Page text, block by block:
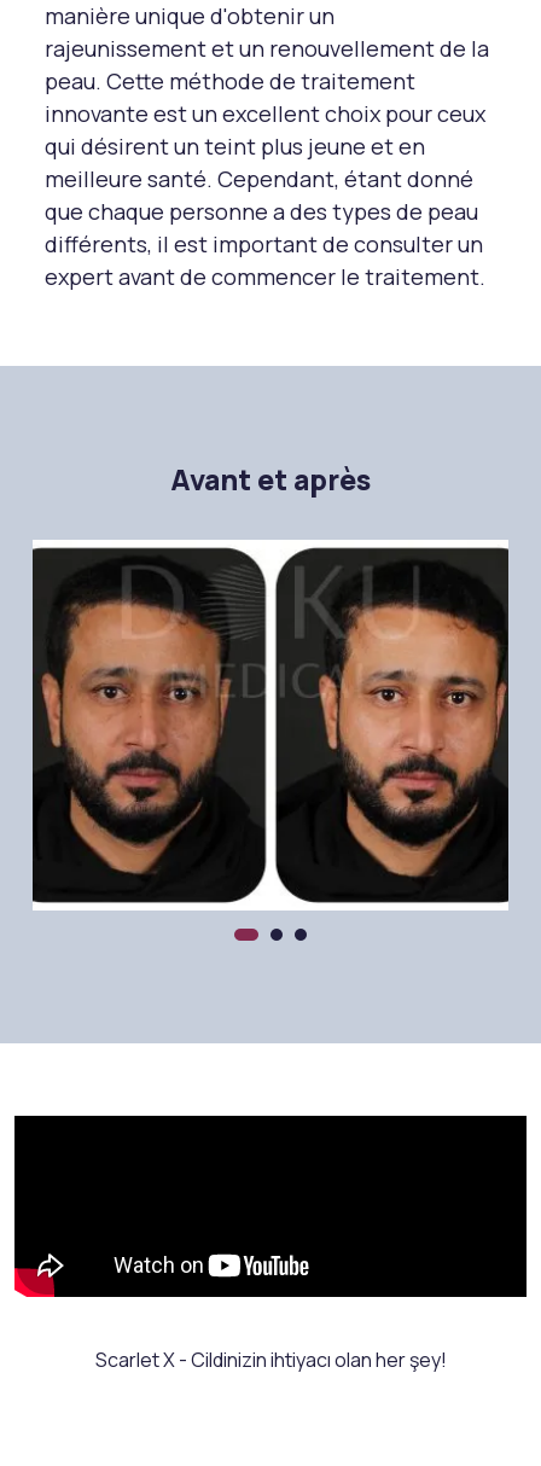
manière unique d'obtenir un
rajeunissement et un renouvellement de la
peau. Cette méthode de traitement
innovante est un excellent choix pour ceux
qui désirent un teint plus jeune et en
meilleure santé. Cependant, étant donné
que chaque personne a des types de peau
différents, il est important de consulter un
expert avant de commencer le traitement.
Avant et après
Scarlet X - Cildinizin ihtiyacı olan her şey!